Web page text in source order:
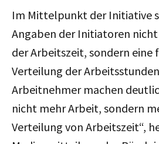
Im Mittelpunkt der Initiative
Angaben der Initiatoren nicht
der Arbeitszeit, sondern eine
Verteilung der
Arbeitnehmer machen
nicht mehr Arbeit, sondern
Verteilung von Arbeitszeit“,